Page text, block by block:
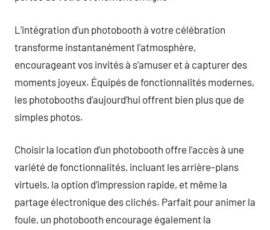
L’intégration d’un photobooth à votre célébration
transforme instantanément l’atmosphère,
encourageant vos invités à s’amuser et à capturer des
moments joyeux. Équipés de fonctionnalités modernes,
les photobooths d’aujourd’hui offrent bien plus que de
simples photos.
Choisir la location d’un photobooth offre l’accès à une
variété de fonctionnalités, incluant les arrière-plans
virtuels, la option d’impression rapide, et même la
partage électronique des clichés. Parfait pour animer la
foule, un photobooth encourage également la